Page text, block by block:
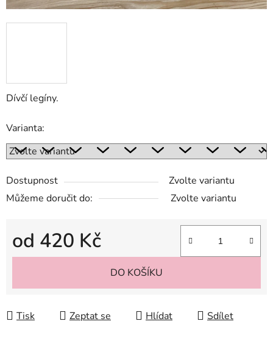
Dívčí legíny.
Varianta:
Dostupnost
Zvolte variantu
Můžeme doručit do:
Zvolte variantu
od 420 Kč
Měrná cena:
DO KOŠÍKU
Tisk Zeptat se Hlídat Sdílet